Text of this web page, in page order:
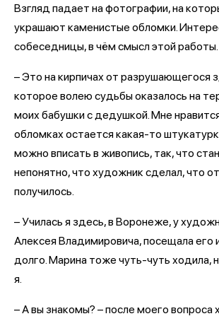
Взгляд падает на фотографии, на
украшают каменистые обломки.
собеседницы, в чём смысл этой работы.
– Это на кирпичах от разрушающегося
которое волею судьбы оказалось на
моих бабушки с дедушкой. Мне
обломках остается какая-то
можно вписать в живопись, так, что
непонятно, что художник сделал, что
получилось.
– Училась я здесь, в Воронеже, у
Алексея Владимировича, посещала его
долго. Марина тоже чуть-чуть ходила,
я.
– А вы знакомы? – после моего